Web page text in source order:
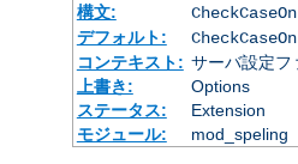
構文:
デフォルト:
コンテキスト: サーバ設定フ
上書き:
Options
ステータス:
Extension
モジュール:
mod_speling